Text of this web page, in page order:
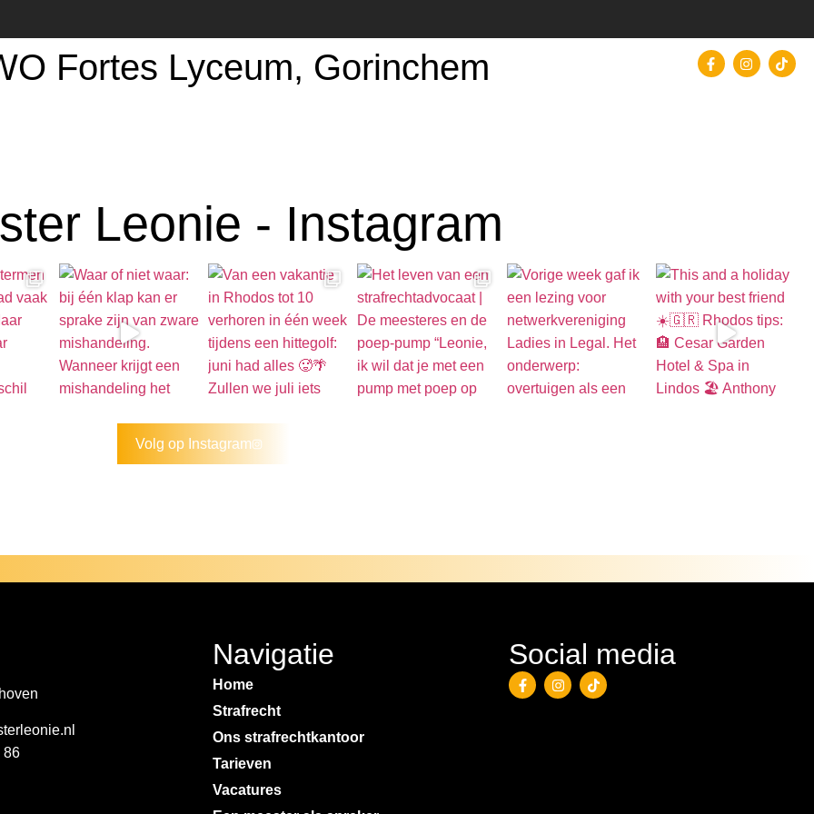
Fortes Lyceum, Gorinchem
Leonie - Instagram
Volg op Instagram
86
Navigatie
Home
Strafrecht
Ons strafrecht­kantoor
Tarieven
Vacatures
Social media